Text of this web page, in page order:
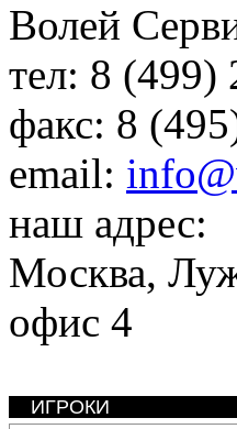
Волей
тел: 8 (499)
факс: 8
email:
наш адрес:
Москва,
офис 4
ИГРОКИ